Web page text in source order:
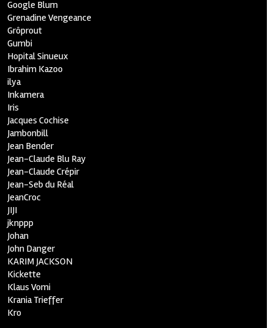
Google Blum
Grenadine Vengeance
Grôprout
Gumbi
Hopital Sinueux
Ibrahim Kazoo
ilya
Inkamera
Iris
Jacques Cochise
Jambonbill
Jean Bender
Jean-Claude Blu Ray
Jean-Claude Crépir
Jean-Seb du Réal
JeanCroc
JIJI
jknppp
Johan
John Danger
KARIM JACKSON
Kickette
Klaus Vomi
Krania Trieffer
Kro